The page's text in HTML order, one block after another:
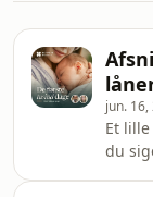
jun. 16,
Et
du